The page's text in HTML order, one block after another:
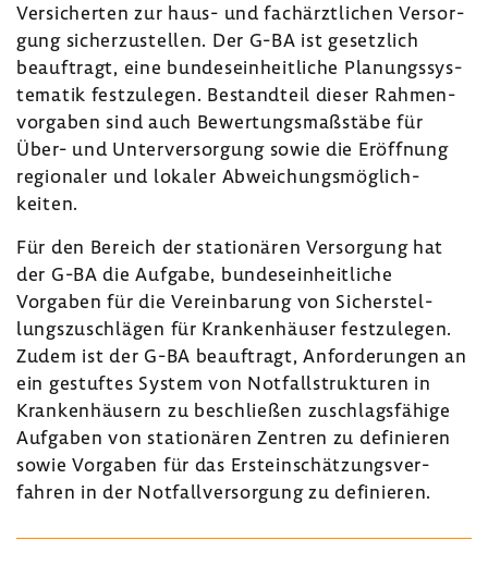
Versi­cherten zur haus- und fach­ärzt­li­chen Versor­
gung sicher­zu­stellen. Der G-BA ist gesetz­lich
beauf­tragt, eine bundes­ein­heit­liche Planungs­sys­
te­matik fest­zu­legen. Bestand­teil dieser Rahmen­
vor­gaben sind auch Bewer­tungs­maß­stäbe für
Über- und Unter­ver­sor­gung sowie die Eröff­nung
regio­naler und lokaler Abwei­chungs­mög­lich­
keiten.
Für den Bereich der statio­nären Versor­gung hat
der G-BA die Aufgabe, bundes­ein­heit­liche
Vorgaben für die Verein­ba­rung von Sicher­stel­
lungs­zu­schlägen für Kran­ken­häuser fest­zu­legen.
Zudem ist der G-BA beauf­tragt, Anfor­de­rungen an
ein gestuftes System von Notfall­struk­turen in
Kran­ken­häu­sern zu beschließen zuschlags­fä­hige
Aufgaben von statio­nären Zentren zu defi­nieren
sowie Vorgaben für das Erst­ein­schät­zungs­ver­
fahren in der Notfall­ver­sor­gung zu defi­nieren.